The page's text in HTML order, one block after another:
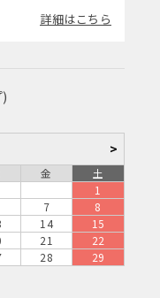
詳細はこちら
>
金
土
1
7
8
14
15
21
22
28
29